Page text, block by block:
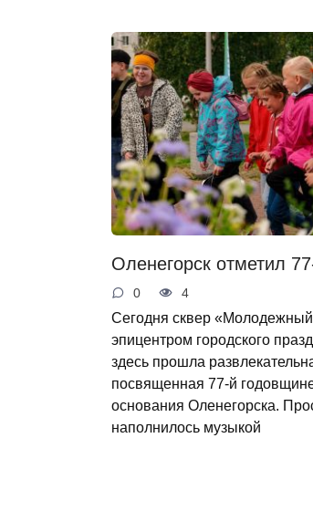
Оленегорск отметил
0 4
Сегодня сквер
эпицентром городского
здесь прошла
посвященная 77-й
основания Оленегорска.
наполнилось музыкой